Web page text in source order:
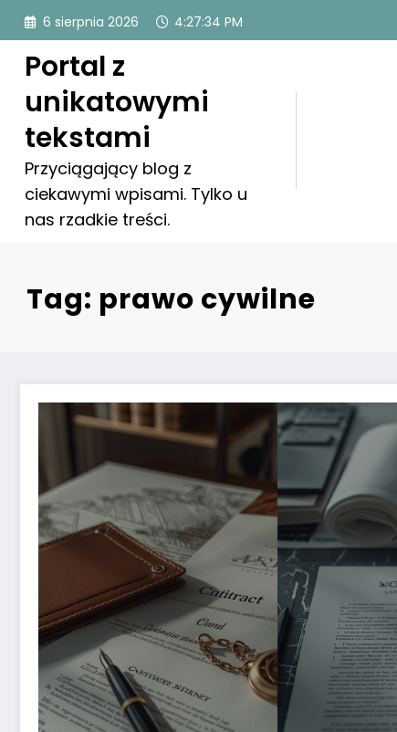
Skip
content
6 sierpnia 2026 4:27:35 PM
Portal z
unikatowymi
tekstami
Przyciągający blog z
ciekawymi wpisami. Tylko u
nas rzadkie treści.
Tag: prawo cywilne
Poradnik dla osób, które zamierzają zgłębić